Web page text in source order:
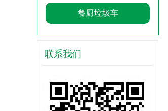
餐厨垃圾车
联系我们